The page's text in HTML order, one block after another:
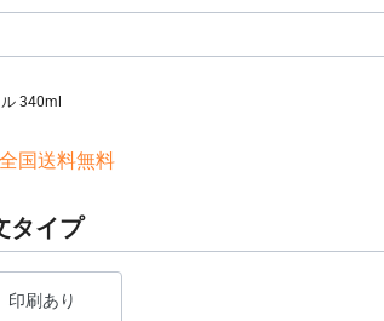
340ml
全国送料無料
タイプ
印刷あり